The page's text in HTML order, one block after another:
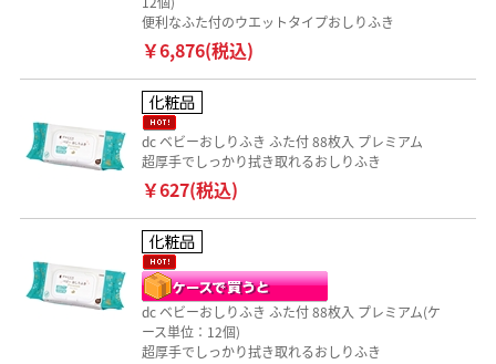
便利なふた付のウエットタイプおしりふき
￥6,876(税込)
dc ベビーおしりふき ふた付 88枚入 プレミアム
超厚手でしっかり拭き取れるおしりふき
￥627(税込)
dc ベビーおしりふき ふた付 88枚入 プレミアム(ケ
ース単位：12個)
超厚手でしっかり拭き取れるおしりふき